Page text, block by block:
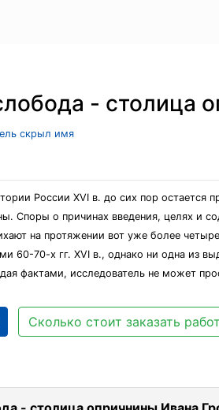
- столица
скрыл имя
России XVI в. до сих пор остается
Споры о причинах введения, целях и
на протяжении вот уже более
60-70-х гг. XVI в., однако ни одна из
фактами, исследователь не может
Сколько стоит заказать